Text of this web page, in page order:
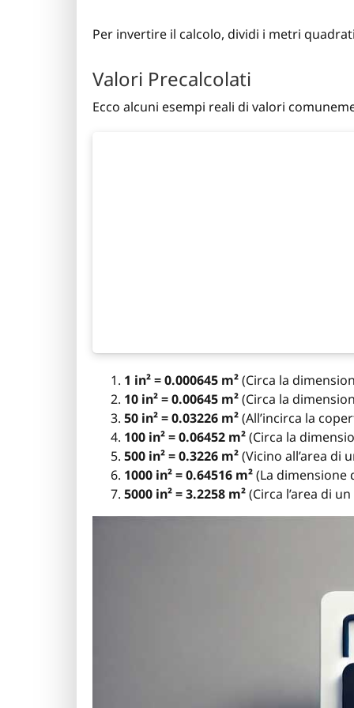
Per invertire il calcolo, dividi i metri
Valori Precalcolati
Ecco alcuni esempi reali di valori
1 in² = 0.000645 m²(Circa la
10 in² = 0.00645 m²(Circa la
50 in² = 0.03226 m²(All’incirca la
100 in² = 0.06452 m²(Circa la
500 in² = 0.3226 m²(Vicino all’area di
1000 in² = 0.64516 m²(La dimensione
5000 in² = 3.2258 m²(Circa l’area di